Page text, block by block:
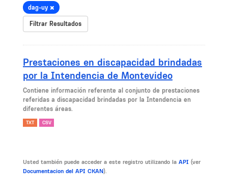
dag-uy
Filtrar Resultados
Prestaciones en discapacidad brindadas
por la Intendencia de Montevideo
Contiene información referente al conjunto de prestaciones
referidas a discapacidad brindadas por la Intendencia en
diferentes áreas.
TXT CSV
Usted también puede acceder a este registro utilizando la API (ver
Documentacion del API CKAN).